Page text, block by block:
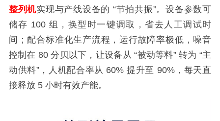
整列机实现与产线设备的 “节拍共振”。设备参数可
储存 100 组，换型时一键调取，省去人工调试时
间；配合标准化生产流程，运行故障率极低，噪音
控制在 80 分贝以下，让设备从 “被动等料” 转为 “主
动供料”，人机配合率从 60% 提升至 90%，每天直
接释放 5 小时有效产能。